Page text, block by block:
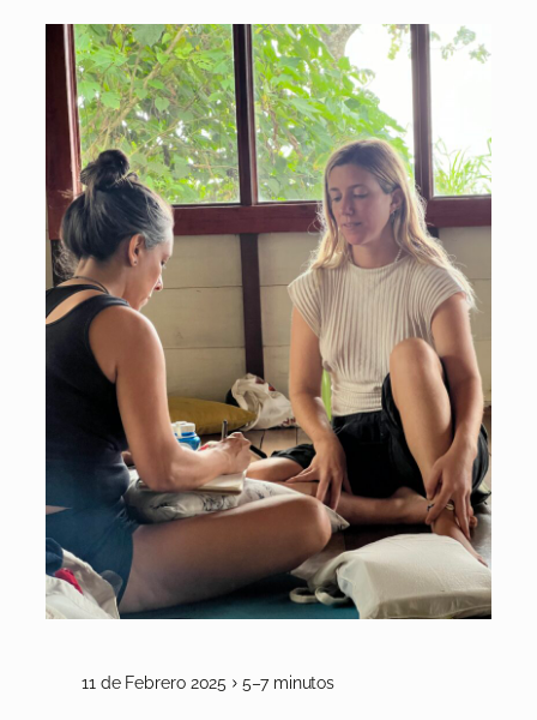
11 de Febrero 2025 5–7 minutos